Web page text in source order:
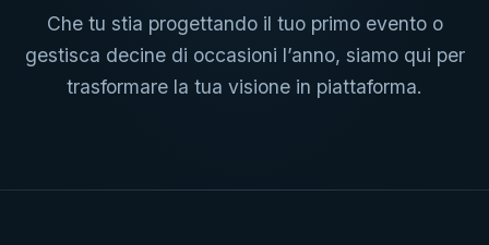
Che tu stia progettando il tuo primo evento o
gestisca decine di occasioni l’anno, siamo qui per
trasformare la tua visione in piattaforma.